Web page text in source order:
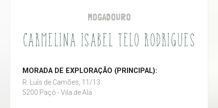
MOGADOURO
CARMELINA ISABEL TELO RODRIGUES
MORADA DE EXPLORAÇÃO (PRINCIPAL):
R. Luís de Camões, 11/13
5200 Paçó - Vila de Ala